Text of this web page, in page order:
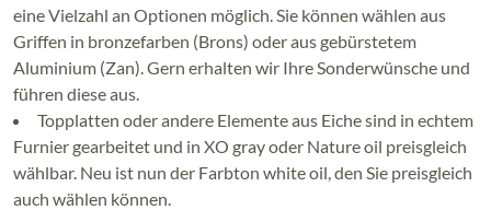
eine Vielzahl an Optionen möglich. Sie können wählen aus
Griffen in bronzefarben (Brons) oder aus gebürstetem
Aluminium (Zan). Gern erhalten wir Ihre Sonderwünsche und
führen diese aus.
Topplatten oder andere Elemente aus Eiche sind in echtem
Furnier gearbeitet und in XO gray oder Nature oil preisgleich
wählbar. Neu ist nun der Farbton white oil, den Sie preisgleich
auch wählen können.